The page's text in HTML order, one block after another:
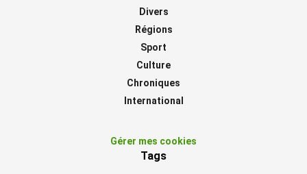
Divers
Régions
Sport
Culture
Chroniques
International
Gérer mes cookies
Tags